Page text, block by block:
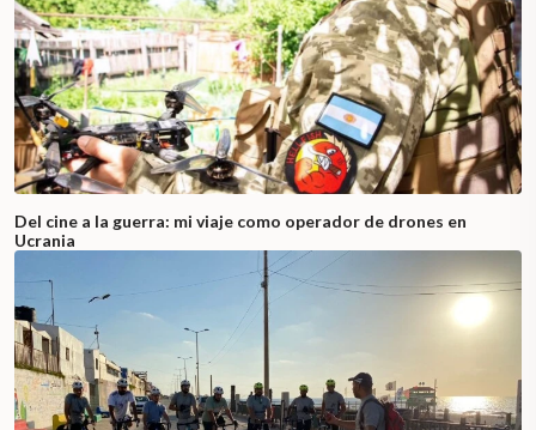
Del cine a la guerra: mi viaje como operador de drones en
Ucrania